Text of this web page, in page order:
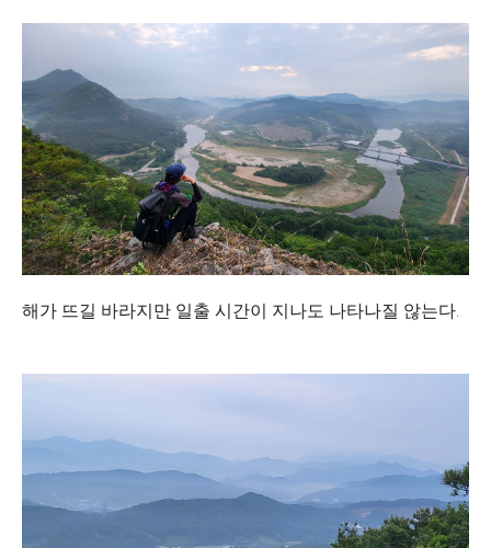
해가 뜨길 바라지만 일출 시간이 지나도 나타나질 않는다.